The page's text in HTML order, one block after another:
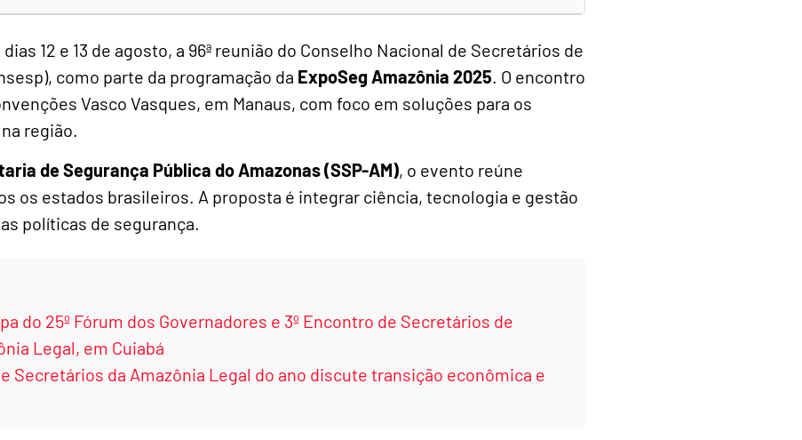
12 e 13 de agosto, a 96ª reunião do Conselho Nacional de Secretários de
como parte da programação da ExpoSeg Amazônia 2025. O encontro
Vasco Vasques, em Manaus, com foco em soluções para os
região.
de Segurança Pública do Amazonas (SSP-AM), o evento reúne
os estados brasileiros. A proposta é integrar ciência, tecnologia e gestão
políticas de segurança.
do 25º Fórum dos Governadores e 3º Encontro de Secretários de
Legal, em Cuiabá
Secretários da Amazônia Legal do ano discute transição econômica e